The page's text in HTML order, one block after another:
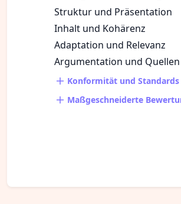
Struktur und Präsentation
Inhalt und Kohärenz
Adaptation und Relevanz
Argumentation und Quellen
Konformität und Standards
Maßgeschneiderte